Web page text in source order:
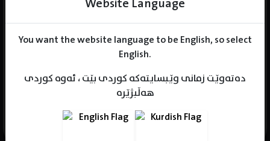
You want the website language to be English, so select
English.
دەتەوێت زمانی وێبسایتەکە کوردی بێت ، ئەوە کوردی
هەڵبژێرە
Name : Bateel Nabeel
Born :